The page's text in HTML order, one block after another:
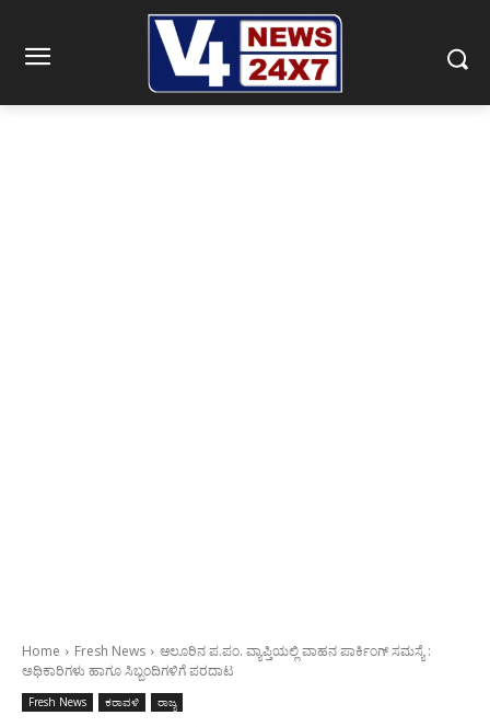
Home Fresh News
ಆಲೂರಿನ ಪ.ಪಂ. ವ್ಯಾಪ್ತಿಯಲ್ಲಿ ವಾಹನ ಪಾರ್ಕಿಂಗ್ ಸಮಸ್ಯೆ :
ಅಧಿಕಾರಿಗಳು ಹಾಗೂ ಸಿಬ್ಬಂದಿಗಳಿಗೆ ಪರದಾಟ
Fresh News ಕರಾವಳಿ ರಾಜ್ಯ